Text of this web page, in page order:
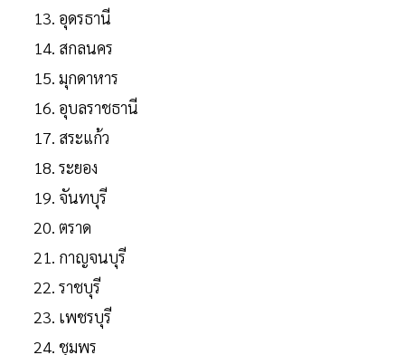
อุดรธานี
สกลนคร
มุกดาหาร
อุบลราชธานี
สระแก้ว
ระยอง
จันทบุรี
ตราด
กาญจนบุรี
ราชบุรี
เพชรบุรี
ชุมพร